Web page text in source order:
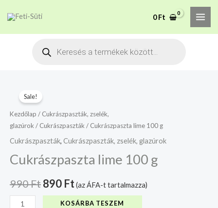
content
0Ft
Products
Sale!
Kezdőlap / Cukrászpaszták, zselék,
glazúrok / Cukrászpaszták / Cukrászpaszta lime 100 g
Cukrászpaszták, Cukrászpaszták, zselék, glazúrok
Cukrászpaszta lime 100 g
990Ft
price
was:
990 Ft.
890 Ft
price
is:
890 Ft.
(az ÁFA-t tartalmazza)
lime
100
g
mennyiség
KOSÁRBA TESZEM
A mélyhűtött termékeket
csakis saját felelősségre
Megértettem